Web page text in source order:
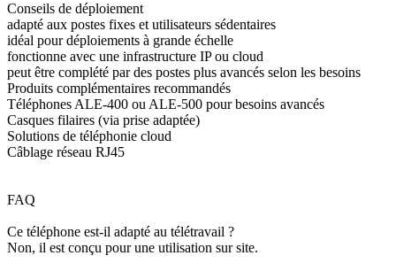
Conseils de déploiement
adapté aux postes fixes et utilisateurs sédentaires
idéal pour déploiements à grande échelle
fonctionne avec une infrastructure IP ou cloud
peut être complété par des postes plus avancés selon les besoins
Produits complémentaires recommandés
Téléphones ALE-400 ou ALE-500 pour besoins avancés
Casques filaires (via prise adaptée)
Solutions de téléphonie cloud
Câblage réseau RJ45
FAQ
Ce téléphone est-il adapté au télétravail ?
Non, il est conçu pour une utilisation sur site.